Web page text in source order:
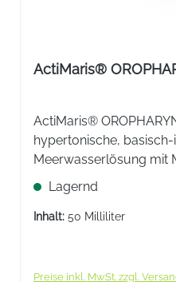
ActiMaris®
ActiMaris®
hypertonische,
Meerwasserlösung mit
Oxychlorit NaOCl (0,2
physikalischer Basis.
Lagernd
Inhalt: 50 Milliliter
Preise inkl. MwSt. zzgl.